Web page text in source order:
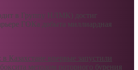
в Группу НЛМК) достиг
ГОКа добыта миллиардная